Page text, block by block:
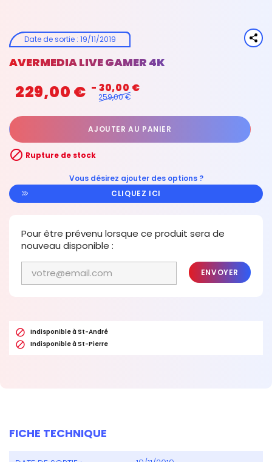
Date de sortie: 19/11/2019
AVERMEDIA LIVE GAMER 4K
229,00 € - 30,00 €
259,00 €
AJOUTER AU PANIER
 Rupture de stock
Vous désirez ajouter des options ?
CLIQUEZ ICI
Pour être prévenu lorsque ce produit sera de
nouveau disponible :
ENVOYER
 Indisponible à St-André
 Indisponible à St-Pierre
FICHE TECHNIQUE